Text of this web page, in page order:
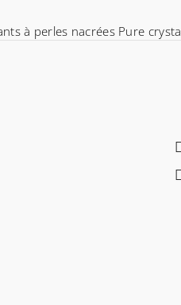
à perles nacrées Pure